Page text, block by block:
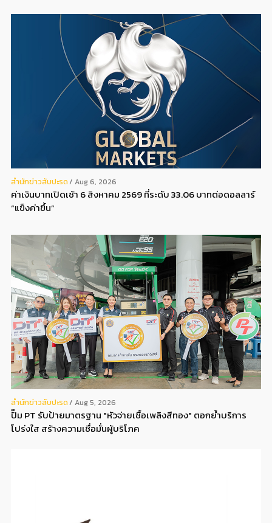
สํานักข่าวสับปะรด Aug 6, 2026
ค่าเงินบาทเปิดเช้า 6 สิงหาคม 2569 ที่ระดับ 33.06 บาทต่อดอลลาร์
“แข็งค่าขึ้น”
สํานักข่าวสับปะรด Aug 5, 2026
ปั๊ม PT รับป้ายมาตรฐาน "หัวจ่ายเชื้อเพลิงสีทอง" ตอกย้ำบริการ
โปร่งใส สร้างความเชื่อมั่นผู้บริโภค